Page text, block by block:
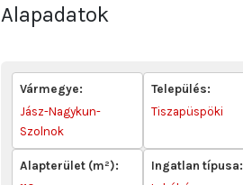
Alapadatok
Vármegye:
Jász-Nagykun-
Szolnok
Település:
Tiszapüspöki
Alapterület (m²):
Ingatlan típusa: